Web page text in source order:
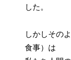
した。
しかしその
食事）は